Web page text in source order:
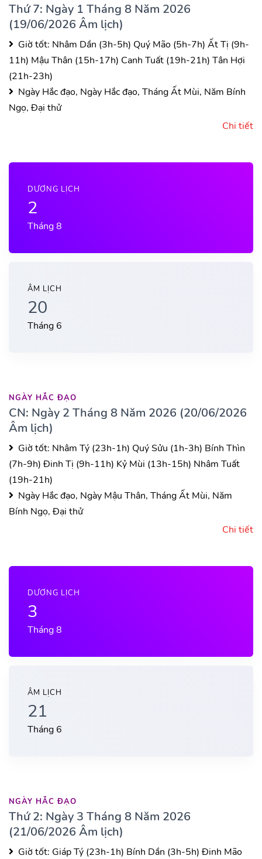
Thứ 7: Ngày 1 Tháng 8 Năm 2026
(19/06/2026 Âm lịch)
Giờ tốt: Nhâm Dần (3h-5h) Quý Mão (5h-7h) Ất Tị (9h-
11h) Mậu Thân (15h-17h) Canh Tuất (19h-21h) Tân Hợi
(21h-23h)
Ngày Hắc đạo, Ngày Hắc đạo, Tháng Ất Mùi, Năm Bính
Ngọ, Đại thử
Chi tiết
DƯƠNG LỊCH
2
Tháng 8
ÂM LỊCH
20
Tháng 6
NGÀY HẮC ĐẠO
CN: Ngày 2 Tháng 8 Năm 2026 (20/06/2026
Âm lịch)
Giờ tốt: Nhâm Tý (23h-1h) Quý Sửu (1h-3h) Bính Thìn
(7h-9h) Đinh Tị (9h-11h) Kỷ Mùi (13h-15h) Nhâm Tuất
(19h-21h)
Ngày Hắc đạo, Ngày Mậu Thân, Tháng Ất Mùi, Năm
Bính Ngọ, Đại thử
Chi tiết
DƯƠNG LỊCH
3
Tháng 8
ÂM LỊCH
21
Tháng 6
NGÀY HẮC ĐẠO
Thứ 2: Ngày 3 Tháng 8 Năm 2026
(21/06/2026 Âm lịch)
Giờ tốt: Giáp Tý (23h-1h) Bính Dần (3h-5h) Đinh Mão